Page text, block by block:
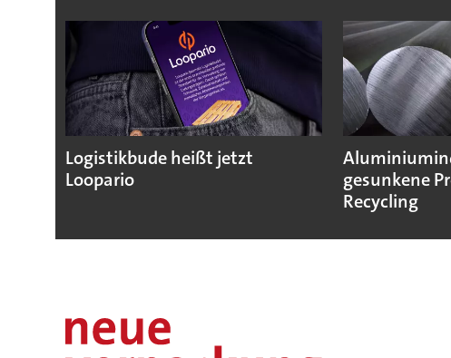
Logistikbude heißt jetzt
Loopario
gesunkene
Recycling